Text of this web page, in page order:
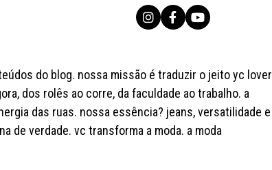
do blog. nossa missão é traduzir o jeito yc lover
dos rolês ao corre, da faculdade ao trabalho. a
das ruas. nossa essência? jeans, versatilidade e
de verdade. vc transforma a moda. a moda